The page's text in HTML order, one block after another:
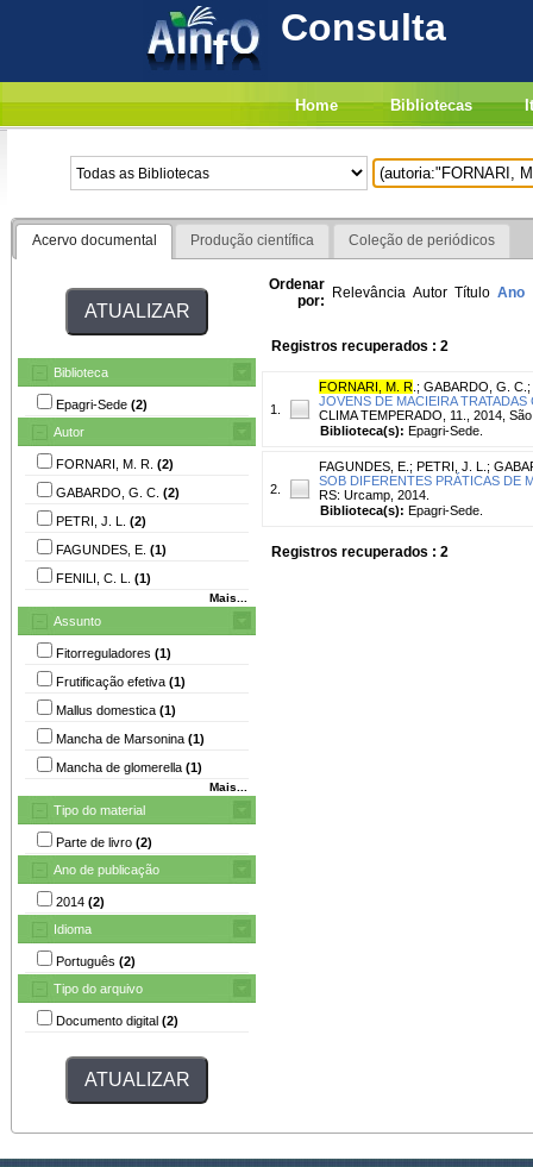
Consulta
Home Bibliotecas
Acervo documental Produção científica Coleção de periódicos
Biblioteca
Epagri-Sede (2)
Autor
FORNARI, M. R. (2)
GABARDO, G. C. (2)
PETRI, J. L. (2)
FAGUNDES, E. (1)
FENILI, C. L. (1)
Mais...
Assunto
Fitorreguladores (1)
Frutificação efetiva (1)
Mallus domestica (1)
Mancha de Marsonina (1)
Mancha de glomerella (1)
Mais...
Tipo do material
Parte de livro (2)
Ano de publicação
2014 (2)
Idioma
Português (2)
Tipo do arquivo
Documento digital (2)
Ordenar
por: Relevância Autor Título Ano
Registros recuperados : 2
1.
FORNARI, M. R ; GABARDO, G. C. ;
JOVENS DE MACIEIRA
CLIMA TEMPERADO, 11., 2014,
Biblioteca(s): Epagri-Sede.
2.
FAGUNDES, E. ; PETRI, J. L. ;
SOB DIFERENTES PRÁTICAS DE
RS: Urcamp, 2014.
Biblioteca(s): Epagri-Sede.
Registros recuperados : 2